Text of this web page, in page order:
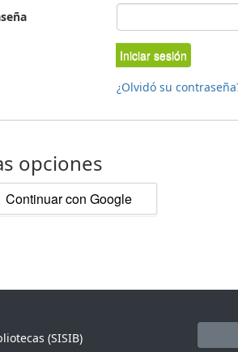
Iniciar sesión
¿Olvidó su
opciones
Continuar con Google
(SISIB)